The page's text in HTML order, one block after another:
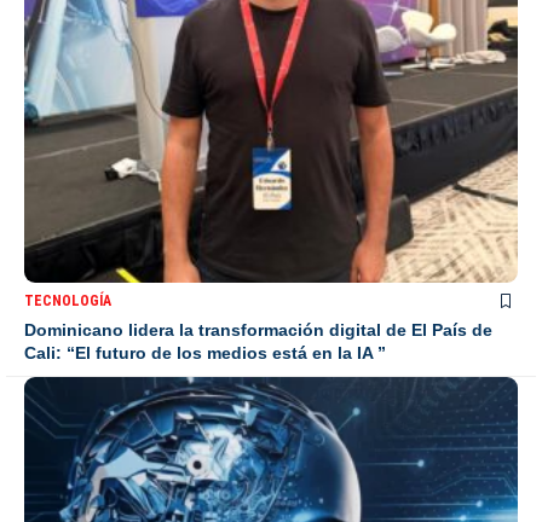
TECNOLOGÍA
Dominicano lidera la transformación digital de El País de
Cali: “El futuro de los medios está en la IA ”